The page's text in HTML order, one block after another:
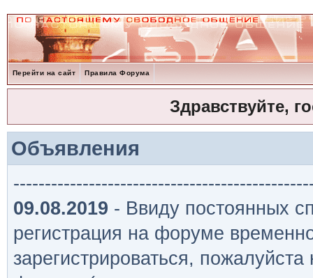
Перейти на сайт Правила Форума
Здравствуйте,
Объявления
09.08.2019 - Ввиду постоянных
регистрация на форуме
зарегистрироваться,